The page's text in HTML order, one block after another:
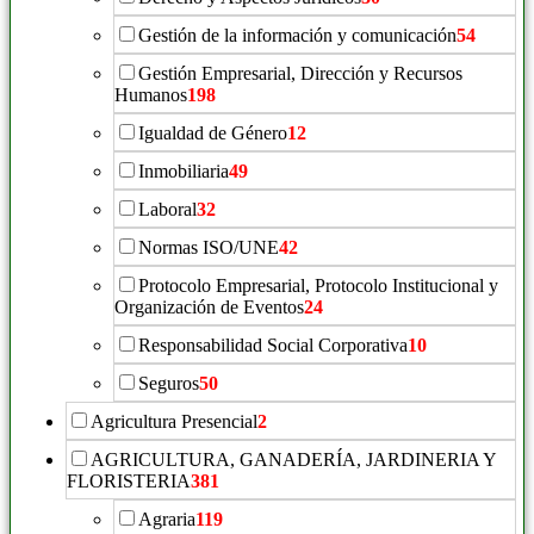
Gestión de la información y comunicación54
Gestión Empresarial, Dirección y Recursos
Humanos198
Igualdad de Género12
Inmobiliaria49
Laboral32
Normas ISO/UNE42
Protocolo Empresarial, Protocolo Institucional y
Organización de Eventos24
Responsabilidad Social Corporativa10
Seguros50
Agricultura Presencial2
AGRICULTURA, GANADERÍA, JARDINERIA Y
FLORISTERIA381
Agraria119